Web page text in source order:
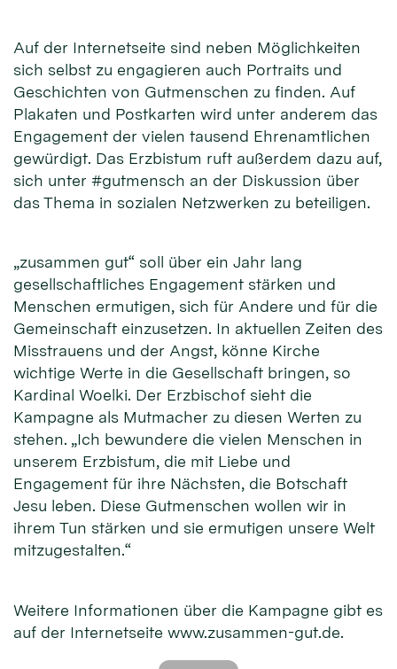
Auf der Internetseite sind neben Möglichkeiten
sich selbst zu engagieren auch Portraits und
Geschichten von Gutmenschen zu finden. Auf
Plakaten und Postkarten wird unter anderem das
Engagement der vielen tausend Ehrenamtlichen
gewürdigt. Das Erzbistum ruft außerdem dazu auf,
sich unter #gutmensch an der Diskussion über
das Thema in sozialen Netzwerken zu beteiligen.
„zusammen gut“ soll über ein Jahr lang
gesellschaftliches Engagement stärken und
Menschen ermutigen, sich für Andere und für die
Gemeinschaft einzusetzen. In aktuellen Zeiten des
Misstrauens und der Angst, könne Kirche
wichtige Werte in die Gesellschaft bringen, so
Kardinal Woelki. Der Erzbischof sieht die
Kampagne als Mutmacher zu diesen Werten zu
stehen. „Ich bewundere die vielen Menschen in
unserem Erzbistum, die mit Liebe und
Engagement für ihre Nächsten, die Botschaft
Jesu leben. Diese Gutmenschen wollen wir in
ihrem Tun stärken und sie ermutigen unsere Welt
mitzugestalten.“
Weitere Informationen über die Kampagne gibt es
auf der Internetseite www.zusammen-gut.de.